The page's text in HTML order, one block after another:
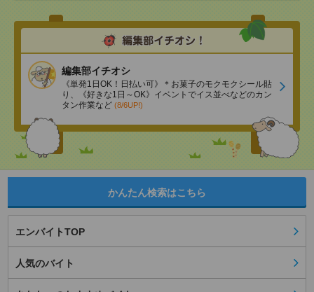
編集部イチオシ
《単発1日OK！日払い可》＊お菓子のモクモクシール貼
り、《好きな1日～OK》イベントでイス並べなどのカン
タン作業など (8/6UP!)
かんたん検索はこちら
エンバイトTOP
人気のバイト